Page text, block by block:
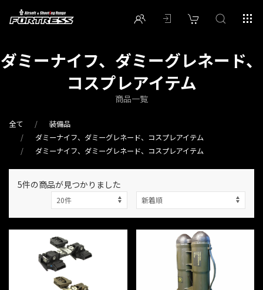
ダミーナイフ、ダミーグレネード、
コスプレアイテム
商品一覧
全て
装備品
ダミーナイフ、ダミーグレネード、コスプレアイテム
ダミーナイフ、ダミーグレネード、コスプレアイテム
5件の商品が見つかりました